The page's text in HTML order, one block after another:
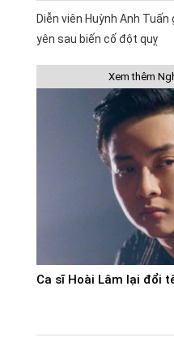
Diễn viên Huỳnh Anh
yên sau biến cố đột quỵ
Xem thêm
Ca sĩ Hoài Lâm lại đổi